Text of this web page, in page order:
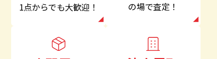
1点からでも大歓迎！
の場で査定！